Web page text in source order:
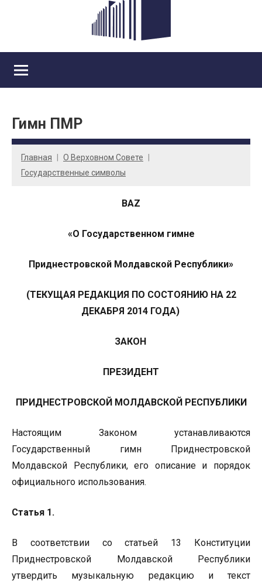
Гимн ПМР
Главная
О Верховном Совете
Государственные символы
BAZ
«О Государственном гимне
Приднестровской Молдавской Республики»
(ТЕКУЩАЯ РЕДАКЦИЯ ПО СОСТОЯНИЮ НА 22
ДЕКАБРЯ 2014 ГОДА)
ЗАКОН
ПРЕЗИДЕНТ
ПРИДНЕСТРОВСКОЙ МОЛДАВСКОЙ РЕСПУБЛИКИ
Настоящим Законом устанавливаются
Государственный гимн Приднестровской
Молдавской Республики, его описание и порядок
официального использования.
Статья 1.
В соответствии со статьей 13 Конституции
Приднестровской Молдавской Республики
утвердить музыкальную редакцию и текст